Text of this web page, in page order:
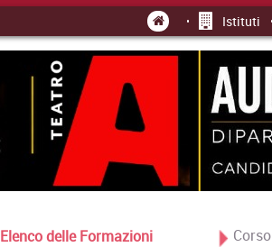
Istituti
Elenco delle Formazioni